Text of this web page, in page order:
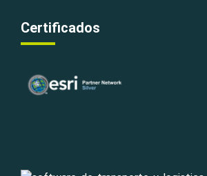
Certificados